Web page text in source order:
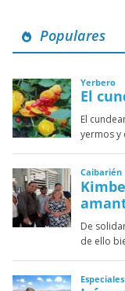
Populares